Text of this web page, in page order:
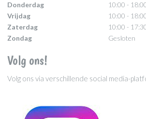
Donderdag
10:00 -
Vrijdag
10:00 -
Zaterdag
10:00 -
Zondag
Gesloten
Volg ons!
Volg ons via verschillende social media-